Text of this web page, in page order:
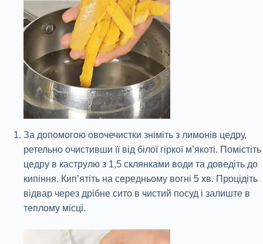
За допомогою овочечистки зніміть з лимонів цедру,
ретельно очистивши її від білої гіркої м’якоті. Помістіть
цедру в каструлю з 1,5 склянками води та доведіть до
кипіння. Кип’ятіть на середньому вогні 5 хв. Процідіть
відвар через дрібне сито в чистий посуд і залиште в
теплому місці.